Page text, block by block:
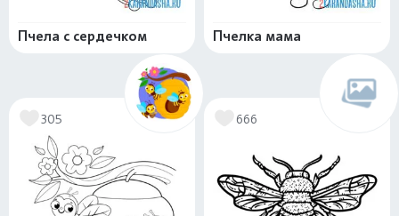
Пчела с сердечком Пчелка мама
305 666